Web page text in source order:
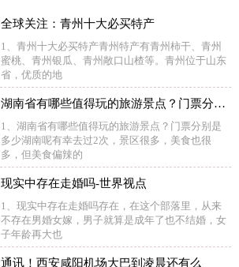
全球关注：青州十大必买特产
1、青州十大必买特产青州特产有青州柿干、青州
蜜桃、青州银瓜、青州敞口山楂等。青州位于山东
省，优质的地
湖南省有哪些值得玩的旅游景点？门票分别是多少 焦点速讯
1、湖南省有哪些值得玩的旅游景点？门票分别是
多少湖南呢有幸去过2次，景区很多，美食也很
多，但美食偏辣的
现实中存在走婚吗-世界视点
1、现实中存在走婚吗存在，在这个部落里，从来
不存在男婚女嫁，男子就算是成年了也不结婚，女
子年龄再大也
通讯！西安咸阳机场大巴到凌晨还有么